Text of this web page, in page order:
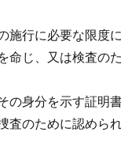
施行に必要な限度
命じ、又は検査の
身分を示す証明
のために認めら